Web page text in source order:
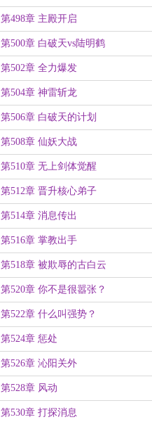
第498章 主殿开启
第500章 白破天vs陆明鹤
第502章 全力爆发
第504章 神雷斩龙
第506章 白破天的计划
第508章 仙妖大战
第510章 无上剑体觉醒
第512章 晋升核心弟子
第514章 消息传出
第516章 掌教出手
第518章 被欺辱的古白云
第520章 你不是很嚣张？
第522章 什么叫强势？
第524章 惩处
第526章 沁阳关外
第528章 风动
第530章 打探消息